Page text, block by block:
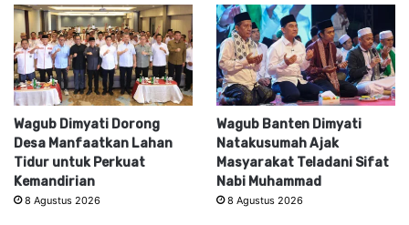
Wagub Dimyati Dorong
Desa Manfaatkan Lahan
Tidur untuk Perkuat
Kemandirian
8 Agustus 2026
Wagub Banten Dimyati
Natakusumah Ajak
Masyarakat Teladani Sifat
Nabi Muhammad
8 Agustus 2026